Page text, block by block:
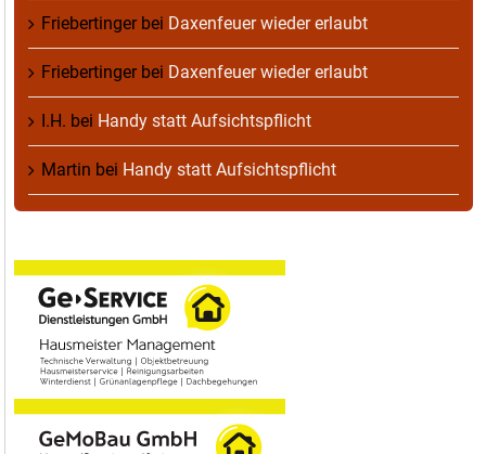
Friebertingerbei Daxenfeuer wieder erlaubt
Friebertingerbei Daxenfeuer wieder erlaubt
I.H. bei Handy statt Aufsichtspflicht
Martin bei Handy statt Aufsichtspflicht